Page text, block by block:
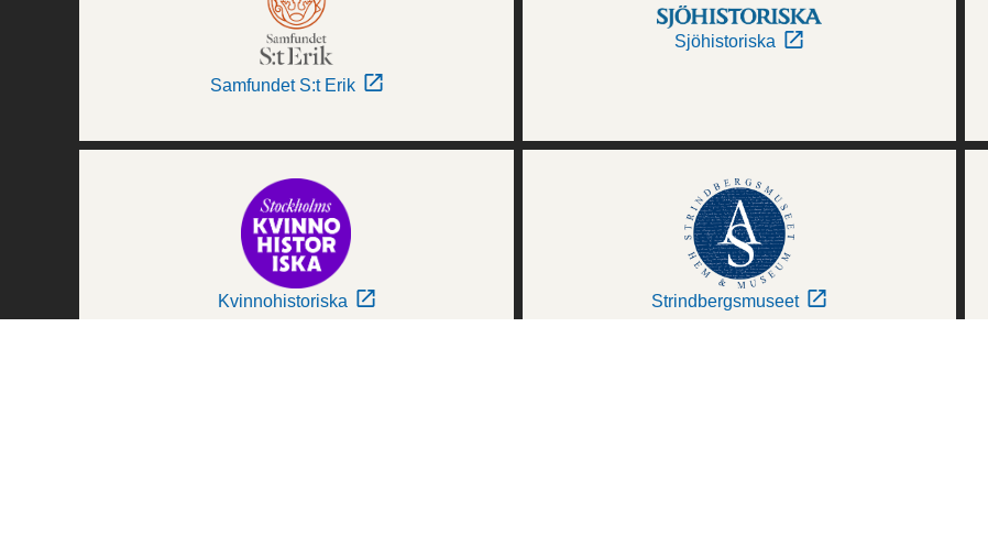
Samfundet S:t Erik
Sjöhistoriska
Kvinnohistoriska Strindbergsmuseet